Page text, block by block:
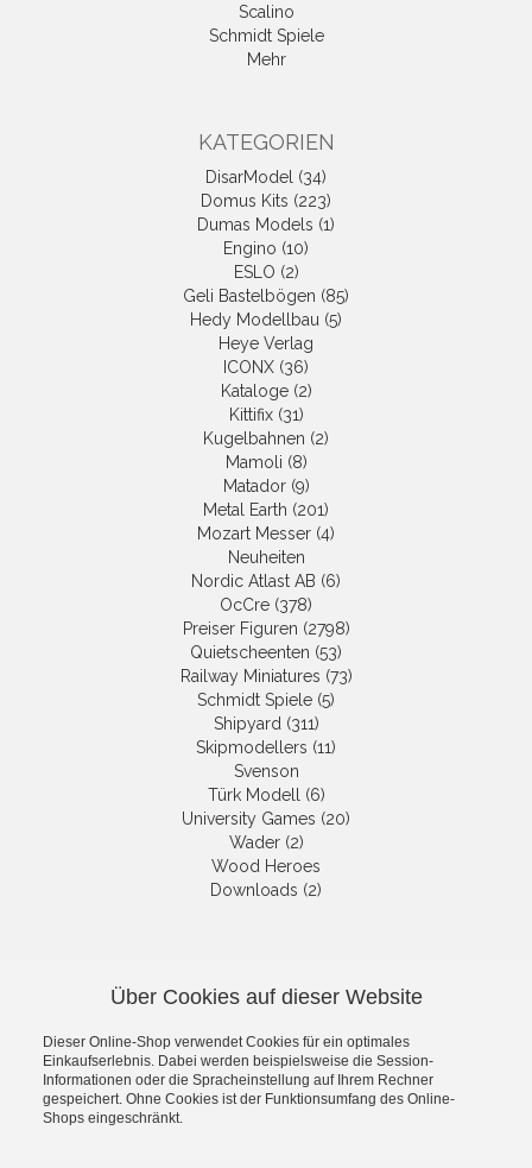
Scalino
Schmidt Spiele
Mehr
KATEGORIEN
DisarModel (34)
Domus Kits (223)
Dumas Models (1)
Engino (10)
ESLO (2)
Geli Bastelbögen (85)
Hedy Modellbau (5)
Heye Verlag
ICONX (36)
Kataloge (2)
Kittifix (31)
Kugelbahnen (2)
Mamoli (8)
Matador (9)
Metal Earth (201)
Mozart Messer (4)
Neuheiten
Nordic Atlast AB (6)
OcCre (378)
Preiser Figuren (2798)
Quietscheenten (53)
Railway Miniatures (73)
Schmidt Spiele (5)
Shipyard (311)
Skipmodellers (11)
Svenson
Türk Modell (6)
University Games (20)
Wader (2)
Wood Heroes
Downloads (2)
Die neuesten Produkte und die
Ihr nichts mehr verpasst.
Newsletter
Über Cookies auf dieser Website
Dieser Online-Shop verwendet Cookies für ein optimales
Einkaufserlebnis. Dabei werden beispielsweise die Session-
Informationen oder die Spracheinstellung auf Ihrem Rechner
gespeichert. Ohne Cookies ist der Funktionsumfang des Online-
Shops eingeschränkt.